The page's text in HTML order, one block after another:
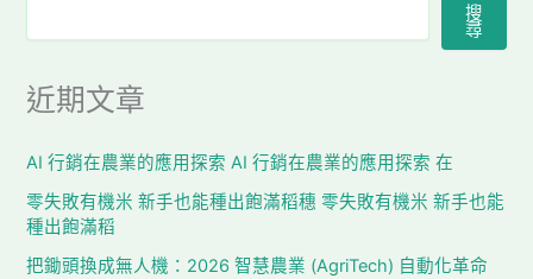
搜
尋
近期文章
AI 行銷在農業的應用探索 AI 行銷在農業的應用探索 在
零失敗有機米 新手也能種出飽滿稻穗 零失敗有機米 新手也能
種出飽滿稻
把鋤頭換成無人機：2026 智慧農業 (AgriTech) 自動化革命